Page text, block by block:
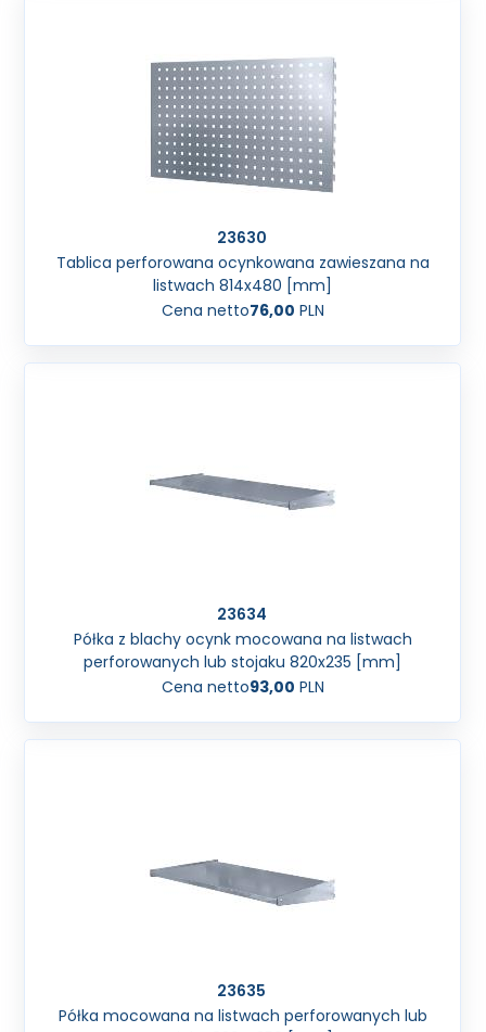
23630
Tablica perforowana ocynkowana zawieszana na
listwach 814x480 [mm]
Cena netto76,00 PLN
23634
Półka z blachy ocynk mocowana na listwach
perforowanych lub stojaku 820x235 [mm]
Cena netto93,00 PLN
23635
Półka mocowana na listwach perforowanych lub